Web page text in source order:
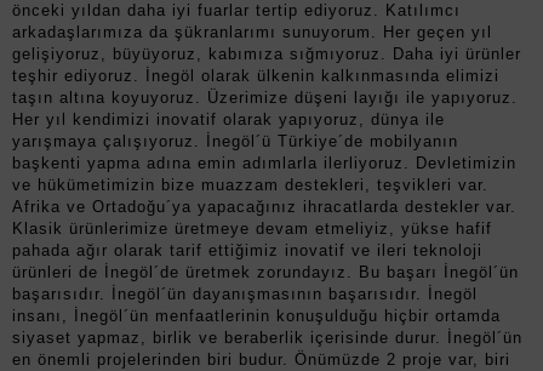
önceki yıldan daha iyi fuarlar tertip ediyoruz. Katılımcı
arkadaşlarımıza da şükranlarımı sunuyorum. Her geçen yıl
gelişiyoruz, büyüyoruz, kabımıza sığmıyoruz. Daha iyi ürünler
teşhir ediyoruz. İnegöl olarak ülkenin kalkınmasında elimizi
taşın altına koyuyoruz. Üzerimize düşeni layığı ile yapıyoruz.
Her yıl kendimizi inovatif olarak yapıyoruz, dünya ile
yarışmaya çalışıyoruz. İnegöl´ü Türkiye´de mobilyanın
başkenti yapma adına emin adımlarla ilerliyoruz. Devletimizin
ve hükümetimizin bize muazzam destekleri, teşvikleri var.
Afrika ve Ortadoğu´ya yapacağınız ihracatlarda destekler var.
Klasik ürünlerimize üretmeye devam etmeliyiz, yükse hafif
pahada ağır olarak tarif ettiğimiz inovatif ve ileri teknoloji
ürünleri de İnegöl´de üretmek zorundayız. Bu başarı İnegöl´ün
başarısıdır. İnegöl´ün dayanışmasının başarısıdır. İnegöl
insanı, İnegöl´ün menfaatlerinin konuşulduğu hiçbir ortamda
siyaset yapmaz, birlik ve beraberlik içerisinde durur. İnegöl´ün
en önemli projelerinden biri budur. Önümüzde 2 proje var, biri